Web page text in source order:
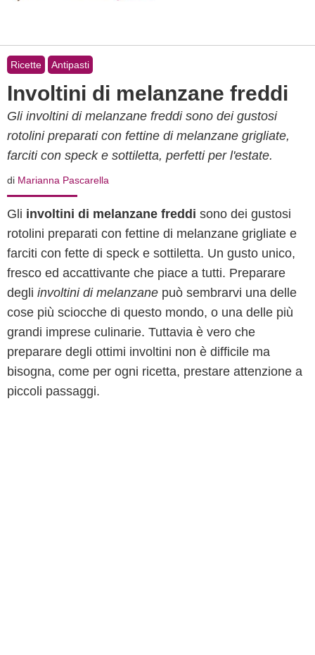
Ricette Antipasti
Involtini di melanzane freddi
Gli involtini di melanzane freddi sono dei gustosi
rotolini preparati con fettine di melanzane grigliate,
farciti con speck e sottiletta, perfetti per l'estate.
di Marianna Pascarella
Gli involtini di melanzane freddi sono dei gustosi
rotolini preparati con fettine di melanzane grigliate e
farciti con fette di speck e sottiletta. Un gusto unico,
fresco ed accattivante che piace a tutti. Preparare
degli involtini di melanzane può sembrarvi una delle
cose più sciocche di questo mondo, o una delle più
grandi imprese culinarie. Tuttavia è vero che
preparare degli ottimi involtini non è difficile ma
bisogna, come per ogni ricetta, prestare attenzione a
piccoli passaggi.